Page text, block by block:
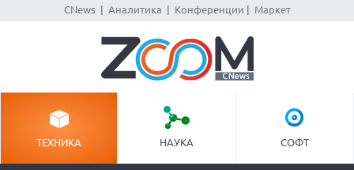
CNews| Аналитика Конференции Маркет
ТЕХНИКА НАУКА СОФТ